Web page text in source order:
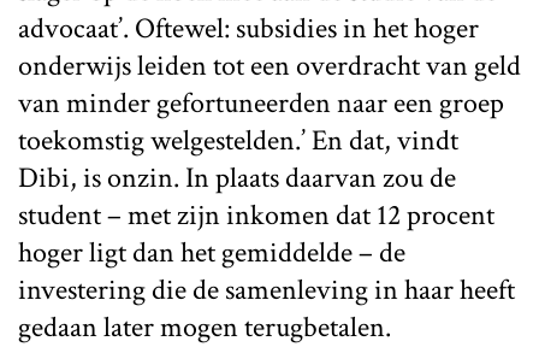
advocaat’. Oftewel: subsidies in het hoger
onderwijs leiden tot een overdracht van geld
van minder gefortuneerden naar een groep
toekomstig welgestelden.’ En dat, vindt
Dibi, is onzin. In plaats daarvan zou de
student – met zijn inkomen dat 12 procent
hoger ligt dan het gemiddelde – de
investering die de samenleving in haar heeft
gedaan later mogen terugbetalen.